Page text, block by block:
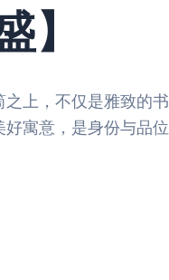
】
上，不仅是雅致的书
寓意，是身份与品位